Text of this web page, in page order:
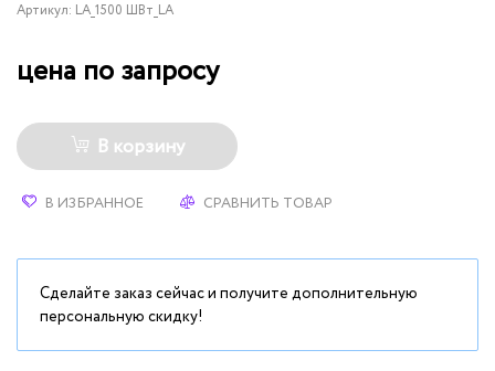
Артикул: LA_1500 ШВт_LA
цена по запросу
В корзину
В ИЗБРАННОЕ СРАВНИТЬ ТОВАР
Сделайте заказ сейчас и получите дополнительную
персональную скидку!